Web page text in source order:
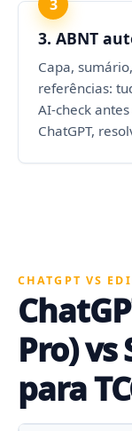
3
3. ABNT
Capa,
referências:
AI-check
ChatGPT,
CHATGPT VS
Pro)
para